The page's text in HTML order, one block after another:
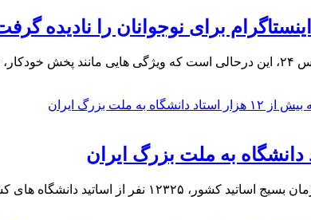
برای نوجوانان را نادیده
ها و…
از اساتید دانشگاه های‌ کشور به دعوت…